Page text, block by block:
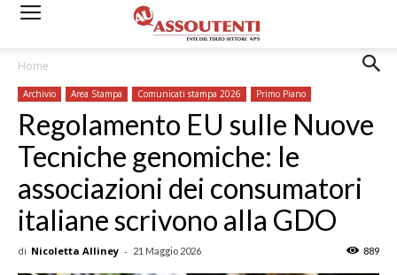
Home
Archivio Area Stampa Comunicati stampa 2026 Primo Piano
Regolamento EU sulle Nuove
Tecniche genomiche: le
associazioni dei consumatori
italiane scrivono alla GDO
di Nicoletta Alliney - 21 Maggio 2026 889